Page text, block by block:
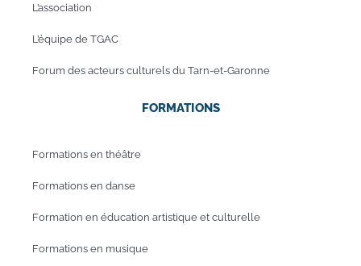
L’association
L’équipe de TGAC
Forum des acteurs culturels du Tarn-et-Garonne
FORMATIONS
Formations en théâtre
Formations en danse
Formation en éducation artistique et culturelle
Formations en musique